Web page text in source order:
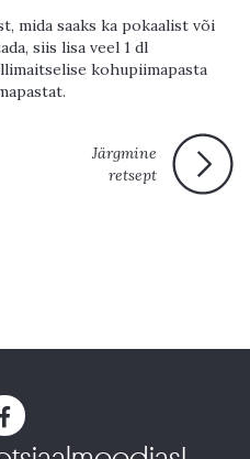
mida saaks ka pokaalist või
siis lisa veel 1 dl
kohupiimapasta
Järgmine
retsept